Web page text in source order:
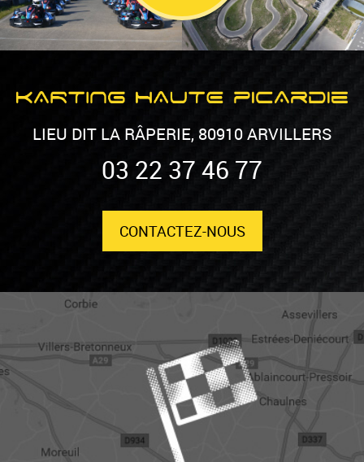
LIEU DIT LA RÂPERIE, 80910 ARVILLERS
03 22 37 46 77
CONTACTEZ-NOUS